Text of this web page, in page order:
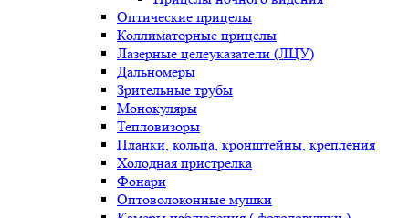
Оптические прицелы
Коллиматорные прицелы
Лазерные целеуказатели (ЛЦУ)
Дальномеры
Зрительные трубы
Монокуляры
Тепловизоры
Планки, кольца, кронштейны, крепления
Холодная пристрелка
Фонари
Оптоволоконные мушки